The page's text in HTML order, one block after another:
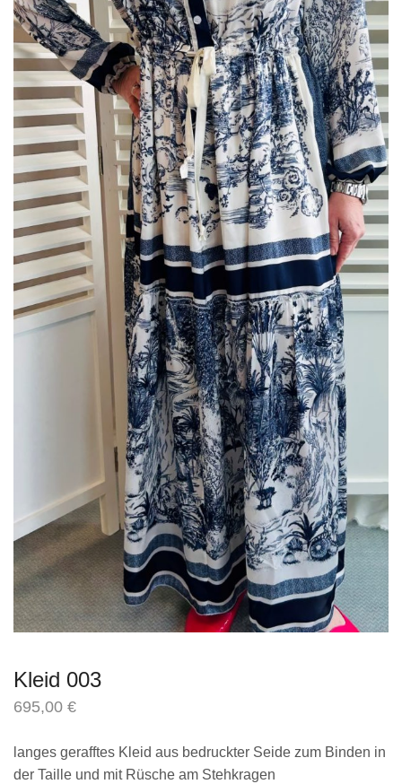
Kleid 003
695,00 €
langes gerafftes Kleid aus bedruckter Seide zum Binden in
der Taille und mit Rüsche am Stehkragen